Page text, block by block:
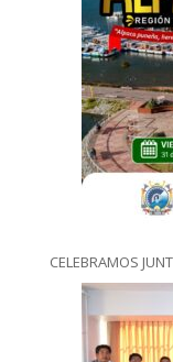
CELEBRAMOS